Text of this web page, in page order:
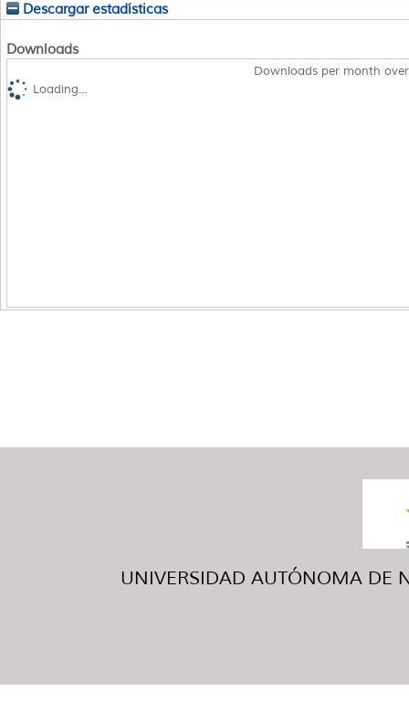
Descargar estadísticas
Downloads
Downloads per month
Loading...
UNIVERSIDAD AUTÓNOMA DE